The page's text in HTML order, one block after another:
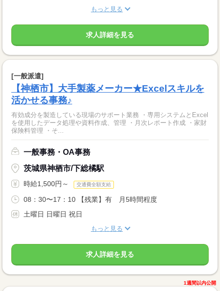
もっと見る
求人詳細を見る
[一般派遣]
【神栖市】大手製薬メーカー★Excelスキルを
活かせる事務♪
有効成分を製造している現場のサポート業務 ・専用システムとExcel
を使用したデータ処理や資料作成、管理 ・月次レポート作成 ・家財
保険料管理 ・そ...
一般事務・OA事務
茨城県神栖市/下総橘駅
時給1,500円～ 交通費全額支給
08：30〜17：10 【残業】有 月5時間程度
土曜日 日曜日 祝日
もっと見る
求人詳細を見る
1週間以内公開